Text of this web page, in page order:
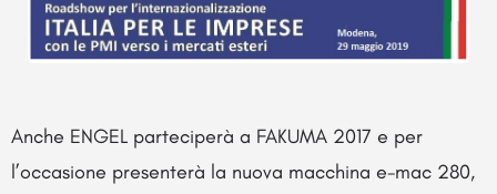
Anche ENGEL parteciperà a FAKUMA 2017 e per
l’occasione presenterà la nuova macchina e-mac 280,